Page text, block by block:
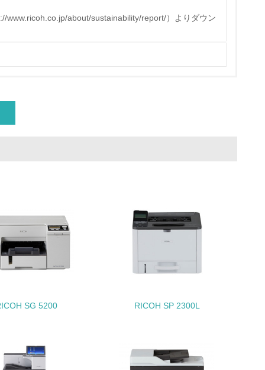
っている
林、天然林保護、間伐＞、認証品の
www.ricoh.co.jp/about/sustainability/report/）よりダウン
SG 5200 RICOH SP 2300L